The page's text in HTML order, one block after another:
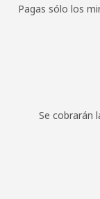
Pagas sólo los
Se cobrarán